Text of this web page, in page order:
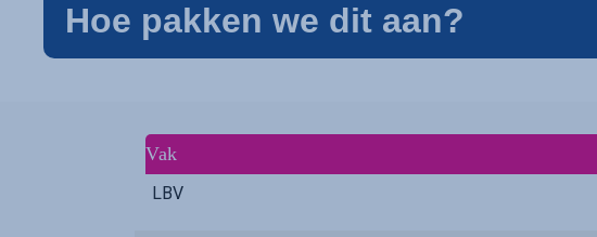
Hoe pakken we dit aan?
Vak
LBV